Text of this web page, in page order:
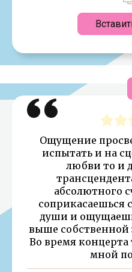
Ощущение
испытать и на
любви то и
абсолютного
соприкасаешься
души и
выше
Во время концерта
мной